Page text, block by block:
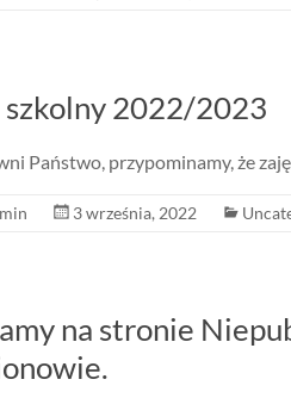
szkolny 2022/2023
Państwo, przypominamy, że
3 września, 2022
na stronie